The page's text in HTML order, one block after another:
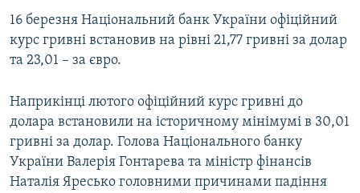
16 березня Національний банк України офіційний
курс гривні встановив на рівні 21,77 гривні за долар
та 23,01 – за євро.
Наприкінці лютого офіційний курс гривні до
долара встановили на історичному мінімумі в 30,01
гривні за долар. Голова Національного банку
України Валерія Гонтарева та міністр фінансів
Наталія Яресько головними причинами падіння